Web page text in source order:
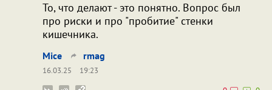
То, что делают - это понятно. Вопрос был
про риски и про "пробитие" стенки
кишечника.
Mice rmag
16.03.25
19:23